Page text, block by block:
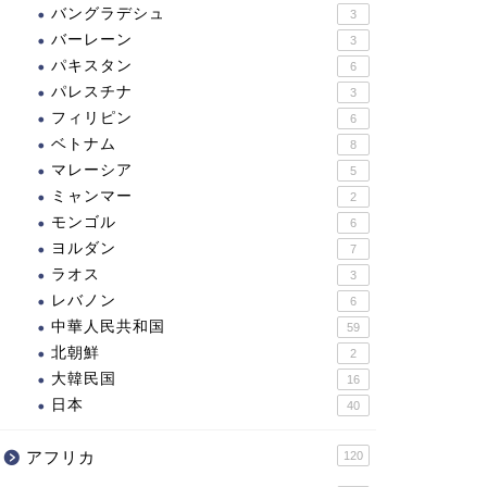
バングラデシュ 3
バーレーン 3
パキスタン 6
パレスチナ 3
フィリピン 6
ベトナム 8
マレーシア 5
ミャンマー 2
モンゴル 6
ヨルダン 7
ラオス 3
レバノン 6
中華人民共和国 59
北朝鮮 2
大韓民国 16
日本 40
アフリカ 120